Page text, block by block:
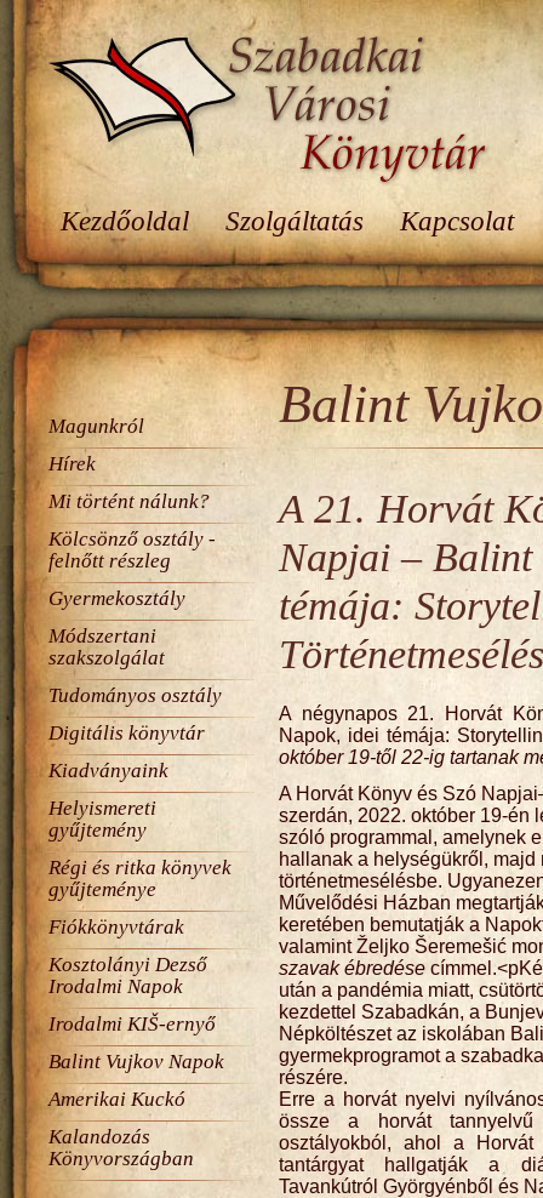
Kezdőoldal Szolgáltatás Kapcsolat
Magunkról
Hírek
Mi történt nálunk?
Kölcsönző osztály -
felnőtt részleg
Gyermekosztály
Módszertani
szakszolgálat
Tudományos osztály
Digitális könyvtár
Kiadványaink
Helyismereti
gyűjtemény
Régi és ritka könyvek
gyűjteménye
Fiókkönyvtárak
Kosztolányi Dezső
Irodalmi Napok
Irodalmi KIŠ-ernyő
Balint Vujkov Napok
Amerikai Kuckó
Kalandozás
Könyvországban
Balint
A 21. Horvát
Napjai – Balint
témája:
Történetmesélés
A négynapos 21. Horvát
Napok, idei témája:
október 19-től 22-ig tartanak
A Horvát Könyv és Szó Napjai
szerdán, 2022. október 19-én
szóló programmal, amelynek
hallanak a helységükről,
történetmesélésbe.
Művelődési Házban
keretében bemutatják a
valamint Željko Šeremešić
szavak ébredése
után a pandémia miatt,
kezdettel Szabadkán, a
Népköltészet az iskolában
gyermekprogramot a
részére.
Erre a horvát nyelvi
össze a horvát
osztályokból, ahol a
tantárgyat hallgatják a
Tavankútról Györgyénből és